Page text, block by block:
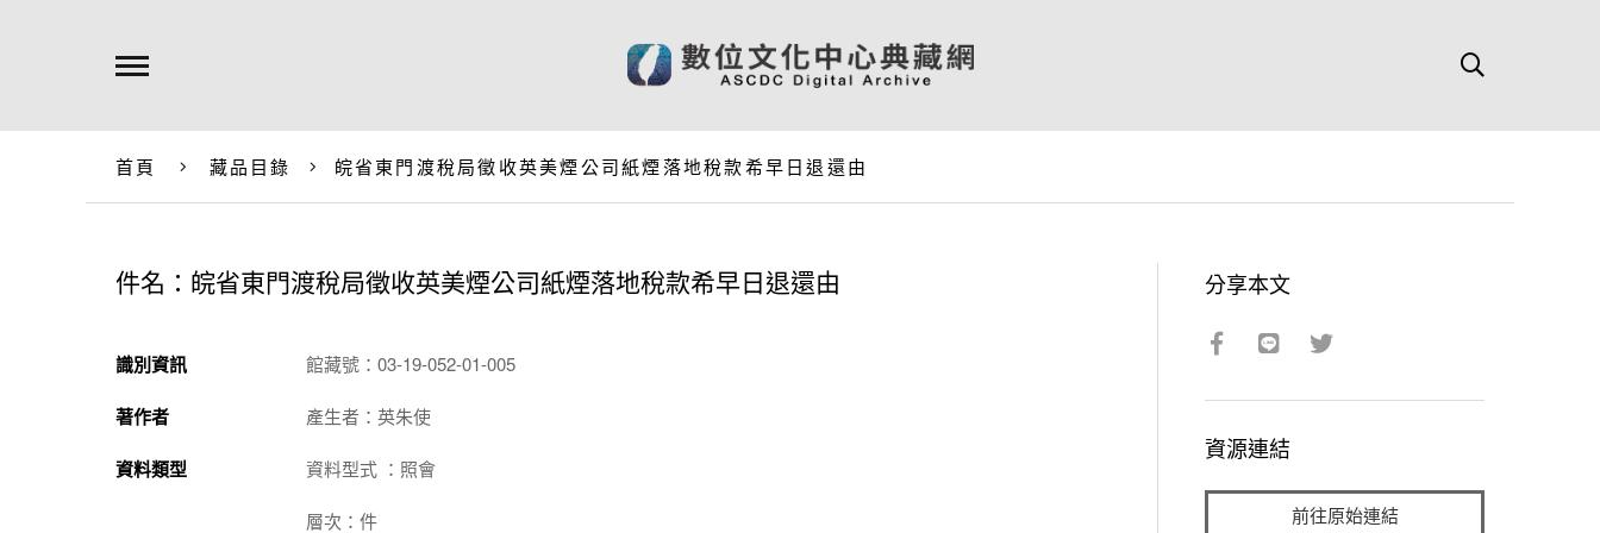
首頁 藏品目錄 皖省東門渡稅局徵收英美煙公司紙煙落地稅款希早日退還由
件名：皖省東門渡稅局徵收英美煙公司紙煙落地稅款希早日退還由
識別資訊 館藏號：03-19-052-01-005
著作者 產生者：英朱使
資料類型 資料型式 ：照會
層次：件
分享本文
資源連結
前往原始連結